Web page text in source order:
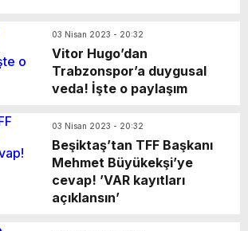
03 Nisan 2023 - 20:32
Vitor Hugo’dan
Trabzonspor’a duygusal
veda! İşte o paylaşım
03 Nisan 2023 - 20:32
Beşiktaş’tan TFF Başkanı
Mehmet Büyükekşi’ye
cevap! ’VAR kayıtları
açıklansın’